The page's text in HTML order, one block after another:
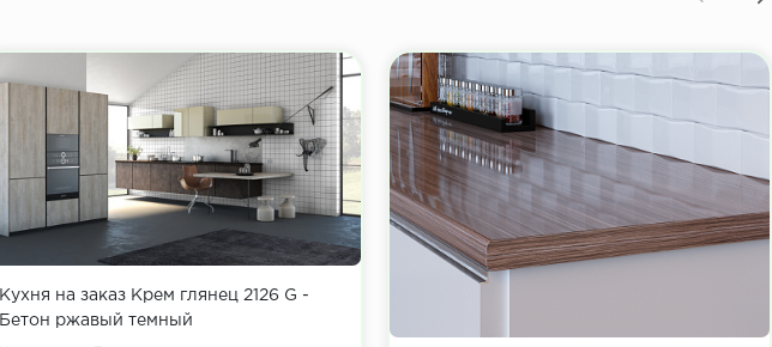
Кухня на заказ Крем глянец 2126 G -
Бетон ржавый темный